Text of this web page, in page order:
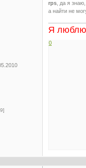
rps , да я
а найти не
Я люблю
0